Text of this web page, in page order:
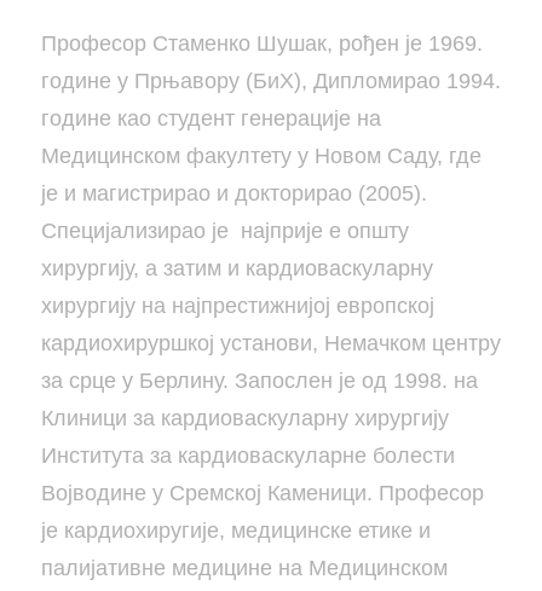
Професор Стаменко Шушак, рођен је 1969.
године у Прњавору (БиХ), Дипломирао 1994.
године као студент генерације на
Медицинском факултету у Новом Саду, где
је и магистрирао и докторирао (2005).
Специјализирао је најприје е општу
хирургију, а затим и кардиоваскуларну
хирургију на најпрестижнијој европској
кардиохируршкој установи, Немачком центру
за срце у Берлину. Запослен је од 1998. на
Клиници за кардиоваскуларну хирургију
Института за кардиоваскуларне болести
Војводине у Сремској Каменици. Професор
је кардиохиругије, медицинске етике и
палијативне медицине на Медицинском